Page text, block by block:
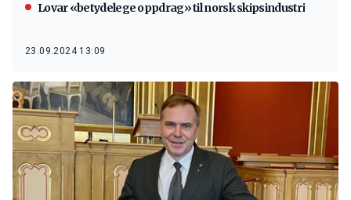
Lovar «betydelege oppdrag» til norsk skipsindustri
23.09.2024 13:09